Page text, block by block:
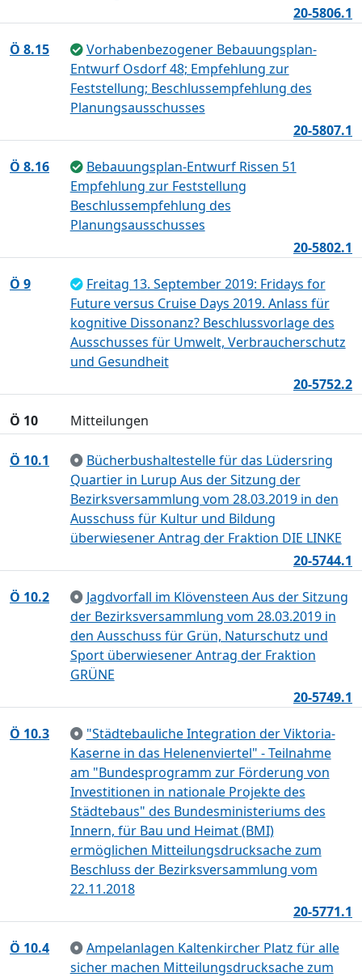
20-5806.1
Ö 8.15
Vorhabenbezogener Bebauungsplan-
Entwurf Osdorf 48; Empfehlung zur
Feststellung; Beschlussempfehlung des
Planungsausschusses
20-5807.1
Ö 8.16
Bebauungsplan-Entwurf Rissen 51
Empfehlung zur Feststellung
Beschlussempfehlung des
Planungsausschusses
20-5802.1
Ö 9
Freitag 13. September 2019: Fridays for
Future versus Cruise Days 2019. Anlass für
kognitive Dissonanz? Beschlussvorlage des
Ausschusses für Umwelt, Verbraucherschutz
und Gesundheit
20-5752.2
Ö 10 Mitteilungen
Ö 10.1
Bücherbushaltestelle für das Lüdersring
Quartier in Lurup Aus der Sitzung der
Bezirksversammlung vom 28.03.2019 in den
Ausschuss für Kultur und Bildung
überwiesener Antrag der Fraktion DIE LINKE
20-5744.1
Ö 10.2
Jagdvorfall im Klövensteen Aus der Sitzung
der Bezirksversammlung vom 28.03.2019 in
den Ausschuss für Grün, Naturschutz und
Sport überwiesener Antrag der Fraktion
GRÜNE
20-5749.1
Ö 10.3
"Städtebauliche Integration der Viktoria-
Kaserne in das Helenenviertel" - Teilnahme
am "Bundesprogramm zur Förderung von
Investitionen in nationale Projekte des
Städtebaus" des Bundesministeriums des
Innern, für Bau und Heimat (BMI)
ermöglichen Mitteilungsdrucksache zum
Beschluss der Bezirksversammlung vom
22.11.2018
20-5771.1
Ö 10.4
Ampelanlagen Kaltenkircher Platz für alle
sicher machen Mitteilungsdrucksache zum